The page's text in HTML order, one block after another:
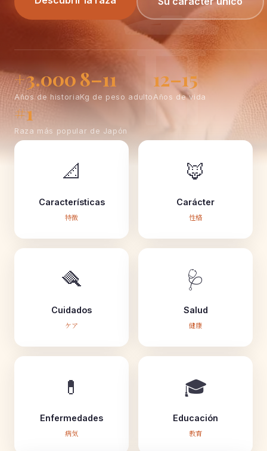
+3.000
Años de historia
8–11
Kg de peso adulto
12–15
Años de vida
#1
Raza más popular de Japón
📐
Características
特徴
🦊
Carácter
性格
🪮
Cuidados
ケア
🩺
Salud
健康
💊
Enfermedades
病気
🎓
Educación
教育